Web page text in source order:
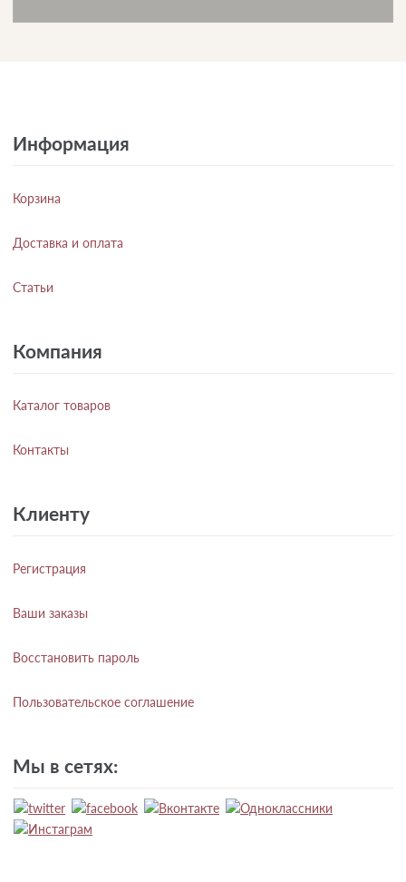
Информация
Корзина
Доставка и оплата
Статьи
Компания
Каталог товаров
Контакты
Клиенту
Регистрация
Ваши заказы
Восстановить пароль
Пользовательское соглашение
Мы в сетях: